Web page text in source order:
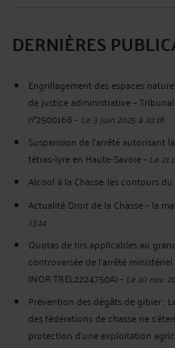
DERNIÈRES
Engrillagement des espaces
de justice administrative –
n°2500168- Le 3 juin 2025 à 10:18
Suspension de l'arrêté autorisant
tétras-lyre en Haute-Savoie- Le 21
Alcool à la Chasse: les contours
Actualité Droit de la Chasse – la
13:14
Quotas de tirs applicables au
controversée de l’arrêté
(NOR:TREL2224750A)- Le 10 nov.
Prévention des dégâts de gibier :
des fédérations de chasse ne
protection d'une exploitation